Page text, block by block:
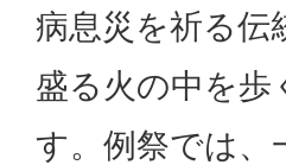
病息災を祈る伝
盛る火の中を歩
す。例祭では、